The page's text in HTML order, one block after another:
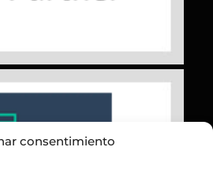
consentimiento